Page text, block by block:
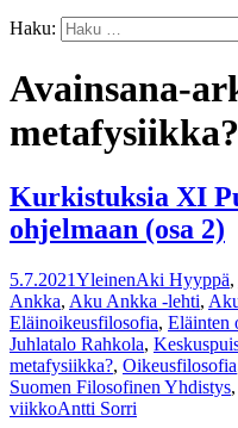
Haku:
Avainsana-
metafysiikka?
Kurkistuksia XI
ohjelmaan (osa 2)
5.7.2021YleinenAki Hyyppä,
Ankka, Aku Ankka -lehti,
Eläinoikeusfilosofia, Eläinten
Juhlatalo Rahkola,
metafysiikka?, Oikeusfilosofia
Suomen Filosofinen Yhdistys,
viikkoAntti Sorri